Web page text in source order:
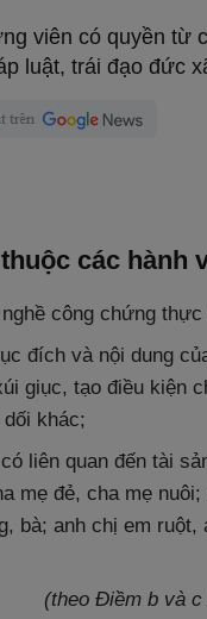
viên có quyền
luật, trái đạo đức
các hành
công chứng thực
đích và nội dung
giục, tạo điều kiện
khác;
liên quan đến tài
mẹ đẻ, cha mẹ
bà; anh chị em
(theo Điềm b và c